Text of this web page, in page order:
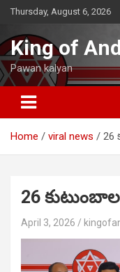
Skip
content
Thursday, August 6, 2026
King of
Pawan kalyan
Home viral news 26
26
April 3, 2026